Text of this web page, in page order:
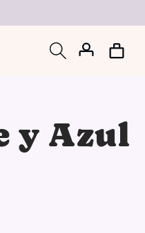
Iniciar
sesión
Carrito
y Azul